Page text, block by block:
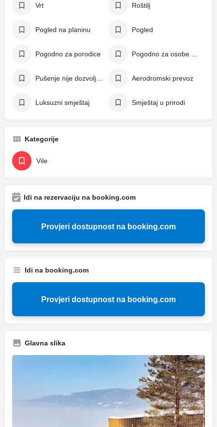
Vrt Roštilj
Pogled na planinu Pogled
Pogodno za porodice
Aerodromski prevoz
Luksuzni smještaj Smještaj u prirodi
Kategorije
Vile
Idi na rezervaciju na booking.com
Provjeri dostupnost na booking.com
Idi na booking.com
Provjeri dostupnost na booking.com
Glavna slika